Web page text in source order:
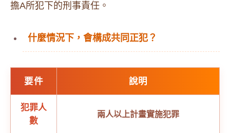
擔A所犯下的刑事責任。
什麼情況下，會構成共同正犯？
要件 說明
犯罪人
數
兩人以上計畫實施犯罪